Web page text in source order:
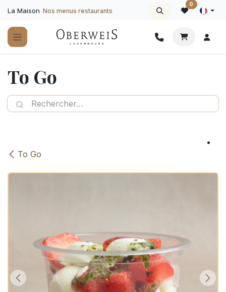
La Maison Nos menus restaurants
0
To Go
To Go